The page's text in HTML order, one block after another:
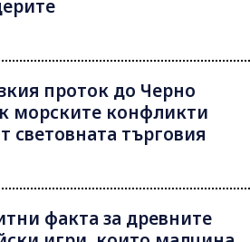
проток до Черно
морските конфликти
световната търговия
факта за древните